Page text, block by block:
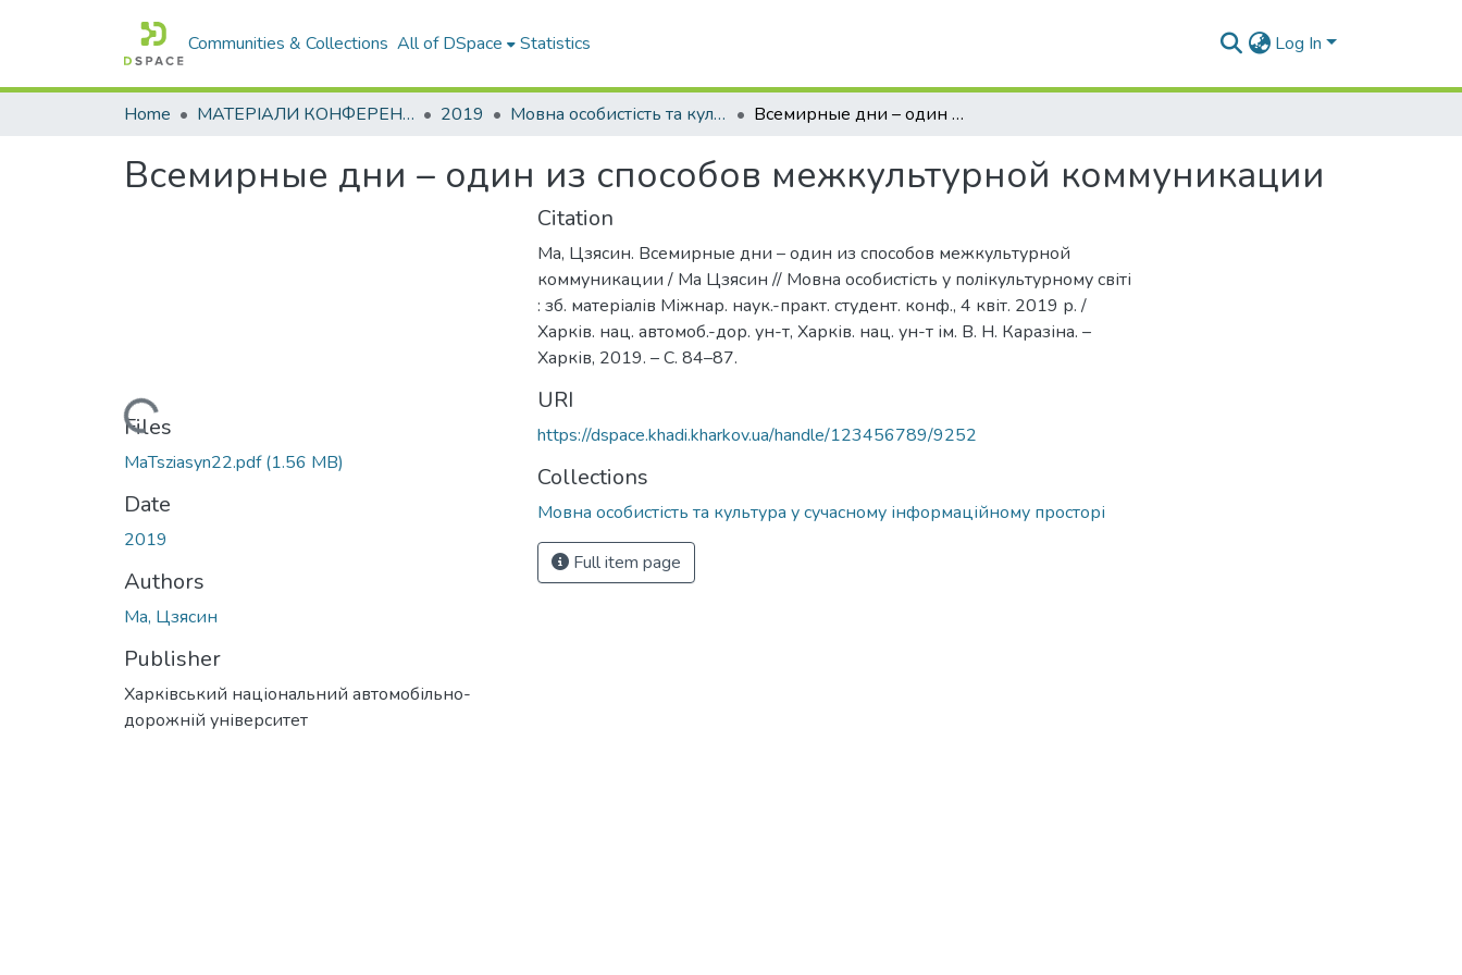
Communities & Collections All of DSpace Statistics Log In
Home МАТЕРІАЛИ КОНФЕРЕНЦІЙ 2019 Мовна особистість та культура у сучасному інформаційному просторі Всемирные дни – один из способов межкультурной коммуникации
Всемирные дни – один из способов межкультурной коммуникации
Loading...
Files
MaTsziasyn22.pdf(1.56 MB)
Date
2019
Authors
Ма, Цзясин
Publisher
Харківський національний автомобільно-
дорожній університет
Citation
Ма, Цзясин. Всемирные дни – один из способов межкультурной
коммуникации / Ма Цзясин // Мовна особистість у полікультурному світі
: зб. матеріалів Міжнар. наук.-практ. студент. конф., 4 квіт. 2019 р. /
Харків. нац. автомоб.-дор. ун-т, Харків. нац. ун-т ім. В. Н. Каразіна. –
Харків, 2019. – С. 84–87.
URI
https://dspace.khadi.kharkov.ua/handle/123456789/9252
Collections
Мовна особистість та культура у сучасному інформаційному просторі
Full item page